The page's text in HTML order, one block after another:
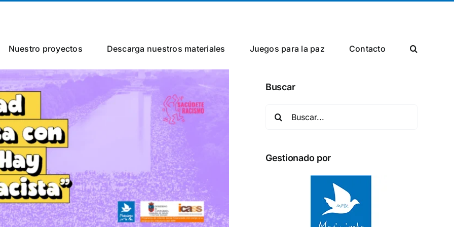
Nuestro proyectos Descarga nuestros materiales Juegos para la paz Сontacto
Buscar
Gestionado por